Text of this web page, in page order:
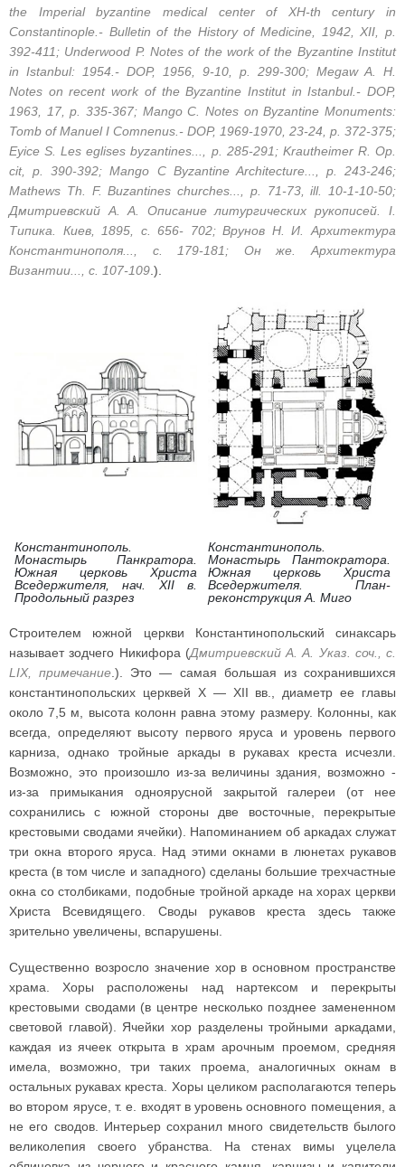
the Imperial byzantine medical center of XH-th century in
Constantinople.- Bulletin of the History of Medicine, 1942, XII, p.
392-411; Underwood P. Notes of the work of the Byzantine Institut
in Istanbul: 1954.- DOP, 1956, 9-10, p. 299-300; Megaw A. H.
Notes on recent work of the Byzantine Institut in Istanbul.- DOP,
1963, 17, p. 335-367; Mango C. Notes on Byzantine Monuments:
Tomb of Manuel I Comnenus.- DOP, 1969-1970, 23-24, p. 372-375;
Eyice S. Les eglises byzantines..., p. 285-291; Krautheimer R. Op.
cit, p. 390-392; Mango С Byzantine Architecture..., p. 243-246;
Mathews Th. F. Buzantines churches..., p. 71-73, ill. 10-1-10-50;
Дмитриевский A. A. Описание литургических рукописей. I.
Типика. Киев, 1895, с. 656- 702; Врунов Н. И. Архитектура
Константинополя..., с. 179-181; Он же. Архитектура
Византии..., с. 107-109 .).
Константинополь.
Монастырь Панкратора.
Южная церковь Христа
Вседержителя, нач. XII в.
Продольный разрез
Константинополь.
Монастырь Пантократора.
Южная церковь Христа
Вседержителя. План-
реконструкция А. Миго
Строителем южной церкви Константинопольский синаксарь
называет зодчего Никифора (Дмитриевский А. А. Указ. соч., с.
LIX, примечание .). Это — самая большая из сохранившихся
константинопольских церквей X — XII вв., диаметр ее главы
около 7,5 м, высота колонн равна этому размеру. Колонны, как
всегда, определяют высоту первого яруса и уровень первого
карниза, однако тройные аркады в рукавах креста исчезли.
Возможно, это произошло из-за величины здания, возможно -
из-за примыкания одноярусной закрытой галереи (от нее
сохранились с южной стороны две восточные, перекрытые
крестовыми сводами ячейки). Напоминанием об аркадах служат
три окна второго яруса. Над этими окнами в люнетах рукавов
креста (в том числе и западного) сделаны большие трехчастные
окна со столбиками, подобные тройной аркаде на хорах церкви
Христа Всевидящего. Своды рукавов креста здесь также
зрительно увеличены, вспарушены.
Существенно возросло значение хор в основном пространстве
храма. Хоры расположены над нартексом и перекрыты
крестовыми сводами (в центре несколько позднее замененном
световой главой). Ячейки хор разделены тройными аркадами,
каждая из ячеек открыта в храм арочным проемом, средняя
имела, возможно, три таких проема, аналогичных окнам в
остальных рукавах креста. Хоры целиком располагаются теперь
во втором ярусе, т. е. входят в уровень основного помещения, а
не его сводов. Интерьер сохранил много свидетельств былого
великолепия своего убранства. На стенах вимы уцелела